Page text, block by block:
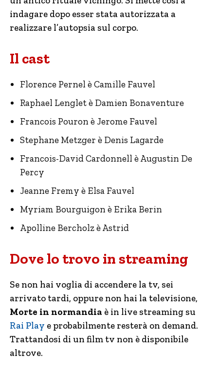
indagare dopo esser stata autorizzata a
realizzare l’autopsia sul corpo.
Il cast
Florence Pernel è Camille Fauvel
Raphael Lenglet è Damien Bonaventure
Francois Pouron è Jerome Fauvel
Stephane Metzger è Denis Lagarde
Francois-David Cardonnell è Augustin De
Percy
Jeanne Fremy è Elsa Fauvel
Myriam Bourguigon è Erika Berin
Apolline Bercholz è Astrid
Dove lo trovo in streaming
Se non hai voglia di accendere la tv, sei
arrivato tardi, oppure non hai la televisione,
Morte in normandia è in live streaming su
Rai Play e probabilmente resterà on demand.
Trattandosi di un film tv non è disponibile
altrove.